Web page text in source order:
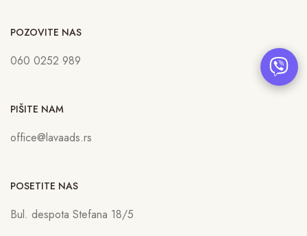
POZOVITE NAS
060 0252 989
PIŠITE NAM
office@lavaads.rs
POSETITE NAS
Bul. despota Stefana 18/5